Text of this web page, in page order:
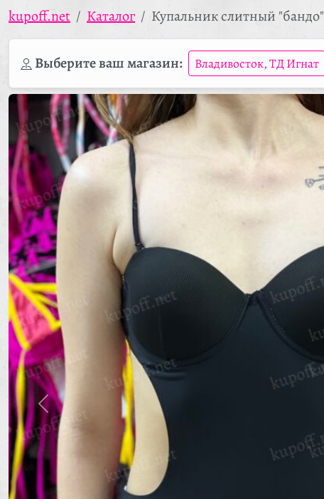
kupoff.net Каталог Купальник слитный "бандо"
Выберите ваш магазин: Владивосток, ТД Игнат